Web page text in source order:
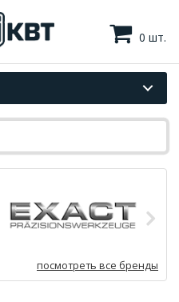
0 шт.
посмотреть все бренды